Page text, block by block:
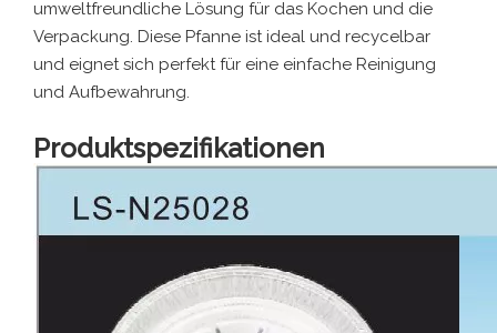
umweltfreundliche Lösung für das Kochen und die
Verpackung. Diese Pfanne ist ideal und recycelbar
und eignet sich perfekt für eine einfache Reinigung
und Aufbewahrung.
Produktspezifikationen